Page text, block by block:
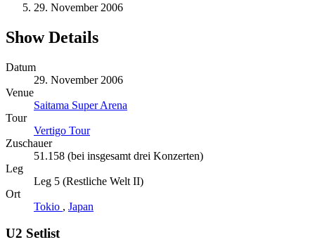
29. November 2006
Show Details
Datum
29. November 2006
Venue
Saitama Super Arena
Tour
Vertigo Tour
Zuschauer
51.158 (bei insgesamt drei Konzerten)
Leg
Leg 5 (Restliche Welt II)
Ort
Tokio , Japan
U2 Setlist